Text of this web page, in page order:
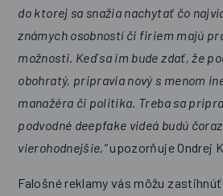
do ktorej sa snažia nachytať čo
známych osobností či firiem majú
možnosti. Keď sa im bude zdať, že
obohratý, pripravia nový s menom
manažéra či politika. Treba sa
podvodné deepfake videá budú
vierohodnejšie,“upozorňuje Ondrej
Falošné reklamy vás môžu